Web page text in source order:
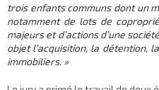
trois enfants communs dont un
notamment de lots de
majeurs et d’actions d’une
objet l’acquisition, la détention,
immobiliers. »